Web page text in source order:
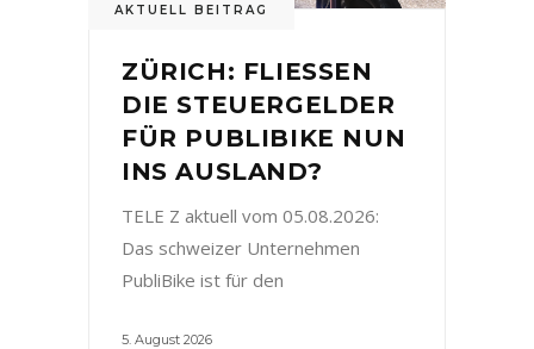
AKTUELL BEITRAG
ZÜRICH: FLIESSEN
DIE STEUERGELDER
FÜR PUBLIBIKE NUN
INS AUSLAND?
TELE Z aktuell vom 05.08.2026:
Das schweizer Unternehmen
PubliBike ist für den
5. August 2026